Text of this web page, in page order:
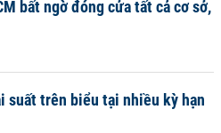
bất ngờ đóng cửa tất cả cơ sở,
suất trên biểu tại nhiều kỳ hạn